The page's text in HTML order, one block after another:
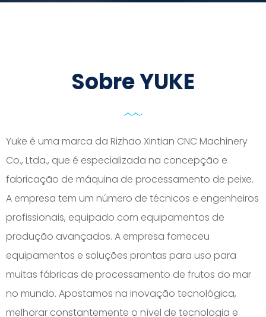
Sobre YUKE
Yuke é uma marca da Rizhao Xintian CNC Machinery
Co., Ltda., que é especializada na concepção e
fabricação de máquina de processamento de peixe.
A empresa tem um número de técnicos e engenheiros
profissionais, equipado com equipamentos de
produção avançados. A empresa forneceu
equipamentos e soluções prontas para uso para
muitas fábricas de processamento de frutos do mar
no mundo. Apostamos na inovação tecnológica,
melhorar constantemente o nível de tecnologia e